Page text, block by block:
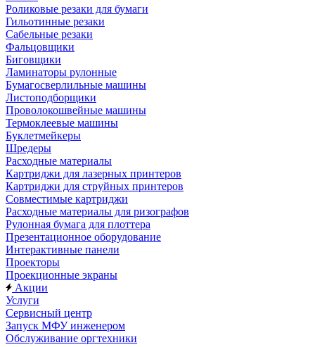
Роликовые резаки для бумаги
Гильотинные резаки
Сабельные резаки
Фальцовщики
Биговщики
Ламинаторы рулонные
Бумагосверлильные машины
Листоподборщики
Проволокошвейные машины
Термоклеевые машины
Буклетмейкеры
Шредеры
Расходные материалы
Картриджи для лазерных принтеров
Картриджи для струйных принтеров
Совместимые картриджи
Расходные материалы для ризографов
Рулонная бумага для плоттера
Презентационное оборудование
Интерактивные панели
Проекторы
Проекционные экраны
Акции
Услуги
Сервисный центр
Запуск МФУ инженером
Обслуживание оргтехники